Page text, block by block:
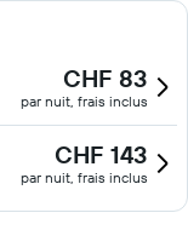
CHF 83
par nuit, frais inclus
CHF 143
par nuit, frais inclus